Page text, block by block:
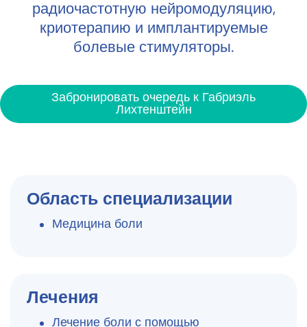
радиочастотную нейромодуляцию,
криотерапию и имплантируемые
болевые стимуляторы.
Забронировать очередь к Габриэль
Лихтенштейн
Область специализации
Медицина боли
Лечения
Лечение боли с помощью